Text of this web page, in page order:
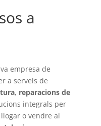
a
empresa de
a serveis de
, reparacions de
integrals per
o vendre al